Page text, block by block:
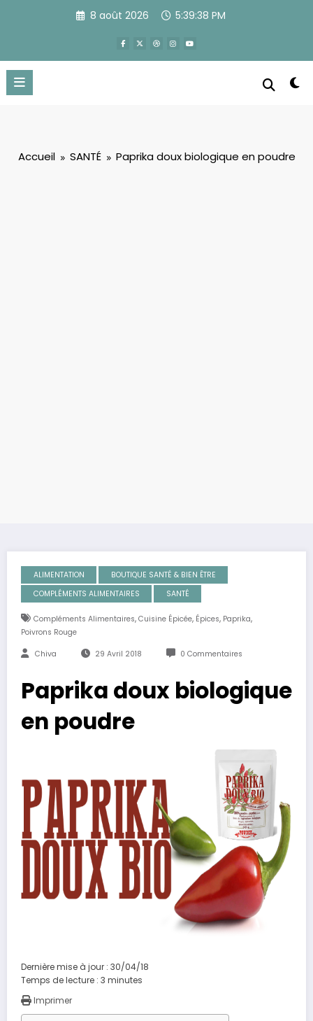
8 août 2026 5:39:39 PM
Accueil SANTÉ Paprika doux biologique en poudre
ALIMENTATION
BOUTIQUE SANTÉ & BIEN ÊTRE
COMPLÉMENTS ALIMENTAIRES
SANTÉ
Compléments Alimentaires, Cuisine Épicée, Épices, Paprika,
Poivrons Rouge
Chiva 29 Avril 2018 0 Commentaires
Paprika doux biologique
en poudre
Dernière mise à jour : 30/04/18
Temps de lecture : 3 minutes
Imprimer